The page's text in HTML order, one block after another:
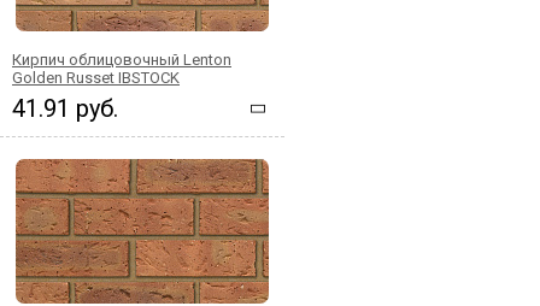
Кирпич облицовочный Lenton
Golden Russet IBSTOCK
41.91 руб.